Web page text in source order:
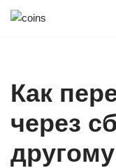
Как
через